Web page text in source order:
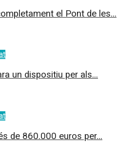
el Pont de les...
un dispositiu per als...
de 860.000 euros per...